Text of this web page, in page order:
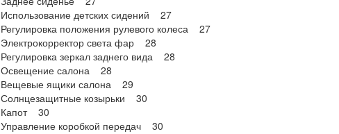
Использование детских сидений 27
Регулировка положения рулевого колеса 27
Электрокорректор света фар 28
Регулировка зеркал заднего вида 28
Освещение салона 28
Вещевые ящики салона 29
Солнцезащитные козырьки 30
Капот 30
Управление коробкой передач 30